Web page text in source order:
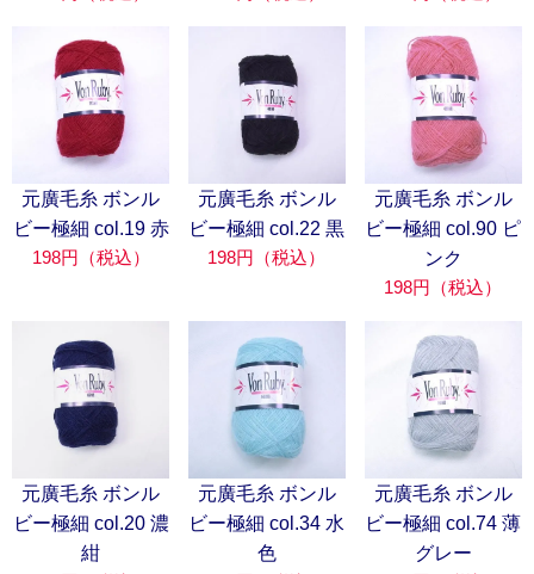
元廣毛糸 ボンル
ビー極細 col.19 赤
198円（税込）
元廣毛糸 ボンル
ビー極細 col.22 黒
198円（税込）
元廣毛糸 ボンル
ビー極細 col.90 ピ
ンク
198円（税込）
元廣毛糸 ボンル
ビー極細 col.20 濃
紺
元廣毛糸 ボンル
ビー極細 col.34 水
色
元廣毛糸 ボンル
ビー極細 col.74 薄
グレー